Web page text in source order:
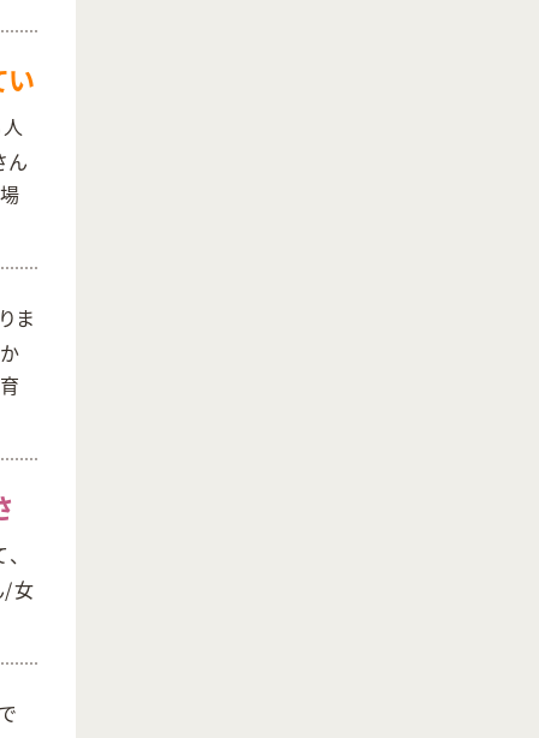
い
ん
ま
/女